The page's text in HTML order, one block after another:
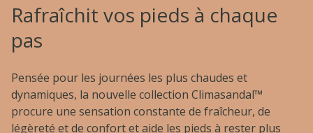
Rafraîchit vos pieds à chaque
pas
Pensée pour les journées les plus chaudes et
dynamiques, la nouvelle collection Climasandal™
procure une sensation constante de fraîcheur, de
légèreté et de confort et aide les pieds à rester plus